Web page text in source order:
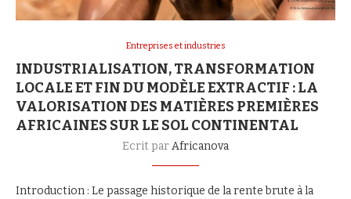
Entreprises et industries
INDUSTRIALISATION, TRANSFORMATION
LOCALE ET FIN DU MODÈLE EXTRACTIF : LA
VALORISATION DES MATIÈRES PREMIÈRES
AFRICAINES SUR LE SOL CONTINENTAL
Ecrit parAfricanova
Introduction : Le passage historique de la rente brute à la